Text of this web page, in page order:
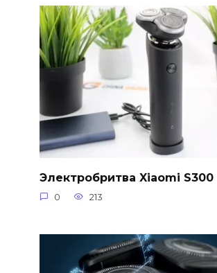
Электробритва Xiaomi S300
0 213